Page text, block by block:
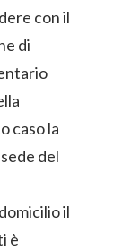
con il
di
caso la
del
il
è